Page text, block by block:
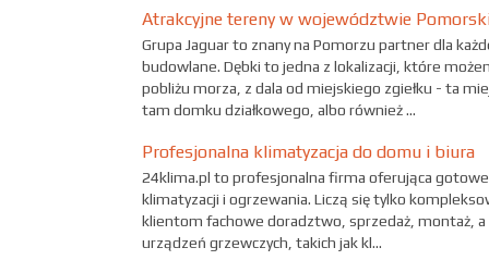
Atrakcyjne tereny w województwie
Grupa Jaguar to znany na Pomorzu partner dla
budowlane. Dębki to jedna z lokalizacji, które
pobliżu morza, z dala od miejskiego zgiełku - ta
tam domku działkowego, albo również ...
Profesjonalna klimatyzacja do domu i biura
24klima.pl to profesjonalna firma oferująca
klimatyzacji i ogrzewania. Liczą się tylko
klientom fachowe doradztwo, sprzedaż, montaż,
urządzeń grzewczych, takich jak kl...